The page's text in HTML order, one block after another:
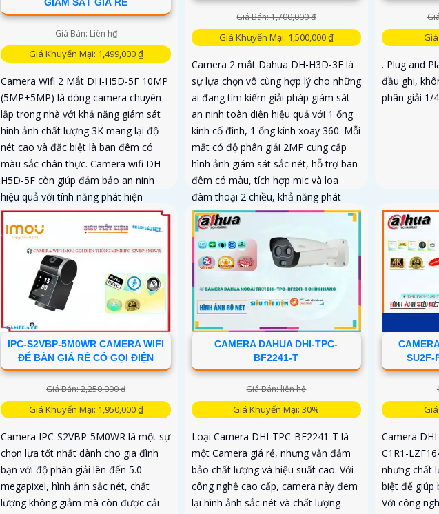
Giá Bán: Liên h₫
Giá Khuyến Mại: 1,499,000 ₫
Camera Wifi 2 Mắt DH-H5D-5F 10MP
(5MP+5MP) là dòng camera chuyên
lắp trong nhà với khả năng giám sát
hình ảnh chất lượng 3K mang lại độ
nét cao và đặc biệt là ban đêm có
màu sắc chân thực. Camera wifi DH-
H5D-5F còn giúp đảm bảo an ninh
hiệu quả với tính năng phát hiện
người và thú cưng với độ chính xác
cao
Giá Bán: 1,700,000 ₫
Giá Khuyến Mại: 1,500,000 ₫
Camera 2 mắt Dahua DH-H3D-3F là
sự lựa chọn vô cùng hợp lý cho những
ai đang tìm kiếm giải pháp giám sát
an ninh toàn diện hiệu quả với 1 ống
kính cố đình, 1 ống kính xoay 360. Mỗi
mắt có độ phân giải 2MP cung cấp
hình ảnh giám sát sắc nét, hỗ trợ ban
đêm có màu, tích hợp mic và loa
đàm thoại 2 chiều, khả năng phát
hiện phân biệt người vật độ chính xác
cao
. Plug and
đầu ghi,
phân giải 1/
IPC-S2VBP-5M0WR CAMERA WIFI
ĐỂ BÀN GIÁ RẺ CÓ GỌI ĐIỆN
Giá Bán: 2,250,000 ₫
Giá Khuyến Mại: 1,950,000 ₫
Camera IPC-S2VBP-5M0WR là một sự
chọn lựa tốt nhất dành cho gia đình
bạn với độ phân giải lên đến 5.0
megapixel, hình ảnh sắc nét, chất
lượng không giảm mà còn được cải
CAMERA DAHUA DHI-TPC-
BF2241-T
Giá Bán: liên hệ
Giá Khuyến Mại: 30%
Loại Camera DHI-TPC-BF2241-T là
một Camera giá rẻ, nhưng vẫn đảm
bảo chất lượng và hiệu suất cao. Với
công nghệ cao cấp, camera này đem
lại hình ảnh sắc nét và chất lượng
SU2F-
Camera
C1R1-
nhưng chất
biệt để giúp
Với công